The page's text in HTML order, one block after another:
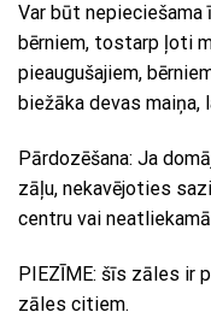
Var būt
bērniem, tostarp ļoti
pieaugušajiem,
biežāka devas
Pārdozēšana: Ja
zāļu, nekavējoties
centru vai
PIEZĪME: šīs zāles ir
zāles citiem.